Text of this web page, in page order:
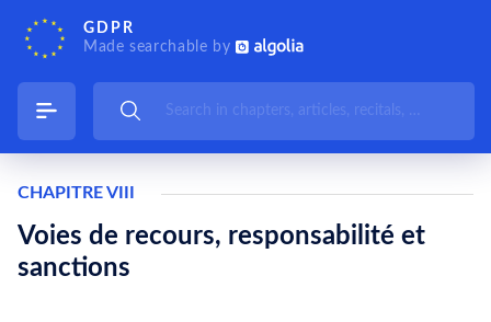
GDPR
Made searchable by
CHAPITRE VIII
Voies de recours, responsabilité et
sanctions